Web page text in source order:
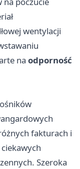
wentylacji
na odporność
fakturach i
Szeroka